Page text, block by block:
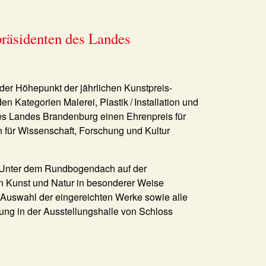
des Landes
Höhepunkt der jährlichen Kunstpreis-
Kategorien Malerei, Plastik / Installation und
Landes Brandenburg einen Ehrenpreis für
Wissenschaft, Forschung und Kultur
dem Rundbogendach auf der
und Natur in besonderer Weise
der eingereichten Werke sowie alle
in der Ausstellungshalle von Schloss